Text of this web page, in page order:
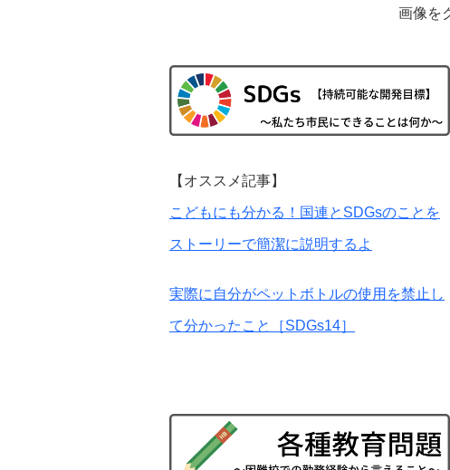
画像を
【オススメ記事】
こどもにも分かる！国連とSDGsのことを
ストーリーで簡潔に説明するよ
実際に自分がペットボトルの使用を禁止し
て分かったこと［SDGs14］